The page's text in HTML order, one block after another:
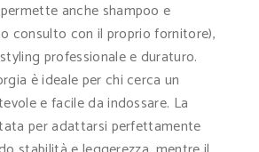
anche shampoo e
consulto con il proprio fornitore),
professionale e duraturo.
è ideale per chi cerca un
e facile da indossare. La
per adattarsi perfettamente